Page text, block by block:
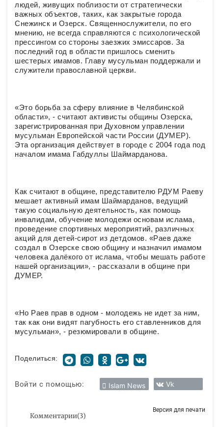
людей, живущих поблизости от стратегически
важных объектов, таких, как закрытые города
Снежинск и Озерск. Священнослужители, по его
мнению, не всегда справляются с психологической
прессингом со стороны заезжих эмиссаров. За
последний год в области пришлось сменить
шестерых имамов. Главу мусульман поддержали и
служители православной церкви.
«Это борьба за сферу влияние в Челябинской
области», - считают активисты общины Озерска,
зарегистрированная при Духовном управлении
мусульман Европейской части России (ДУМЕР).
Эта организация действует в городе с 2004 года под
началом имама Габдуллы Шаймарданова.
Как считают в общине, представителю РДУМ Раеву
мешает активный имам Шаймарданов, ведущий
такую социальную деятельность, как помощь
инвалидам, обучение молодежи основам ислама,
проведение спортивных мероприятий, различных
акций для детей-сирот из детдомов. «Раев даже
создал в Озерске свою общину и назначил имамом
человека далёкого от ислама, чтобы мешать работе
нашей организации», - рассказали в общине при
ДУМЕР.
«Но Раев прав в одном - молодежь не идет за ним,
так как они видят пагубность его ставленников для
мусульман», - резюмировали в общине.
Поделиться:
Войти с помощью: Islam News Vk
Комментарии(3)
Версия для печати